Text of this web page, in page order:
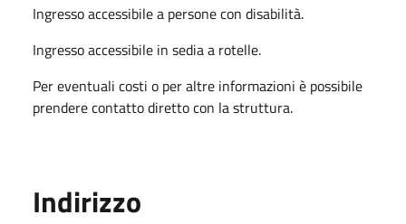
Ingresso accessibile a persone con disabilità.
Ingresso accessibile in sedia a rotelle.
Per eventuali costi o per altre informazioni è possibile
prendere contatto diretto con la struttura.
Indirizzo